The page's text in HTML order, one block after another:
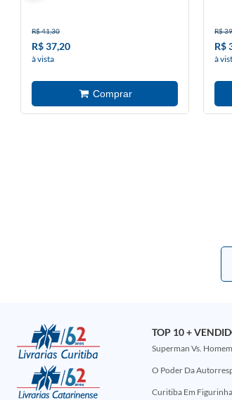
R$ 41,30
R$ 37,20
à vista
R$
R$
à
TOP 10 +
O Poder Da
Curitiba Em